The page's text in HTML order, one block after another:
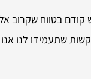
בטווח שקרוב
שתעמידו לנו אנו